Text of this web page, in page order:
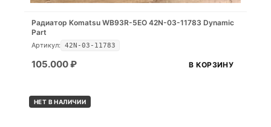
Радиатор Komatsu WB93R-5EO 42N-03-11783 Dynamic
Part
Артикул: 42N-03-11783
105.000₽ В КОРЗИНУ
НЕТ В НАЛИЧИИ